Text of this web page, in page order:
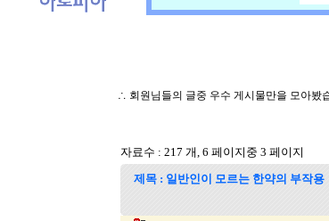
∴ 회원님들의 글중 우수 게시물만을 모아봤
자료수 : 217 개, 6 페이지중 3 페이지
제목 : 일반인이 모르는 한약의 부작용